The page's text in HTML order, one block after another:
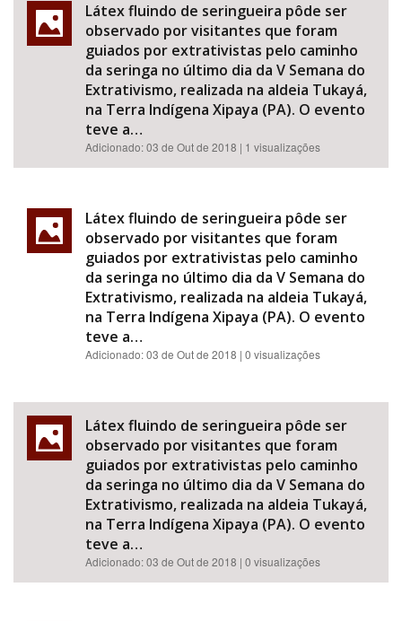
Látex fluindo de seringueira pôde ser
observado por visitantes que foram
guiados por extrativistas pelo caminho
da seringa no último dia da V Semana do
Extrativismo, realizada na aldeia Tukayá,
na Terra Indígena Xipaya (PA). O evento
teve a…
Adicionado:03 de Out de 2018 | 1 visualizações
Látex fluindo de seringueira pôde ser
observado por visitantes que foram
guiados por extrativistas pelo caminho
da seringa no último dia da V Semana do
Extrativismo, realizada na aldeia Tukayá,
na Terra Indígena Xipaya (PA). O evento
teve a…
Adicionado:03 de Out de 2018 | 0 visualizações
Látex fluindo de seringueira pôde ser
observado por visitantes que foram
guiados por extrativistas pelo caminho
da seringa no último dia da V Semana do
Extrativismo, realizada na aldeia Tukayá,
na Terra Indígena Xipaya (PA). O evento
teve a…
Adicionado:03 de Out de 2018 | 0 visualizações